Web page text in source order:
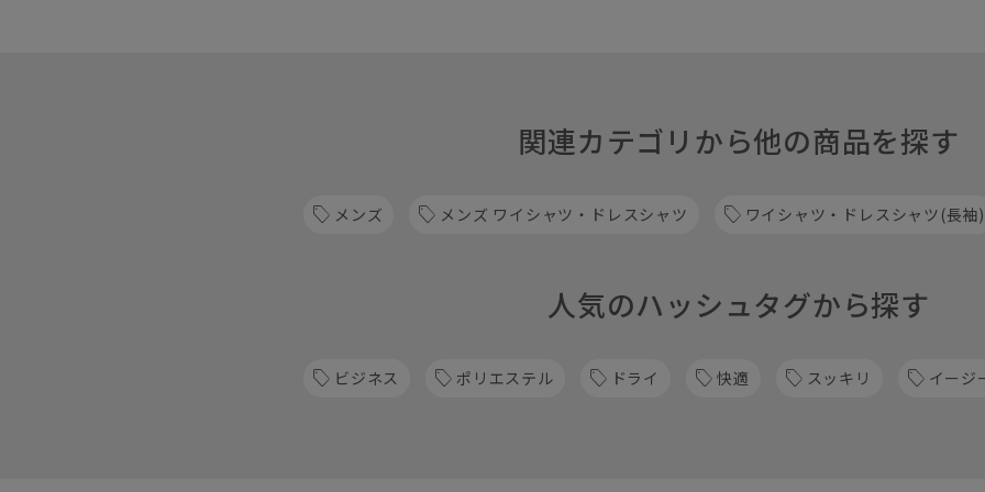
関連カテゴリから他の商品を探す
メンズ メンズ ワイシャツ・ドレスシャツ ワイシャツ・ドレスシャツ(長袖)
人気のハッシュタグから探す
ビジネス ポリエステル ドライ 快適 スッキリ イージ